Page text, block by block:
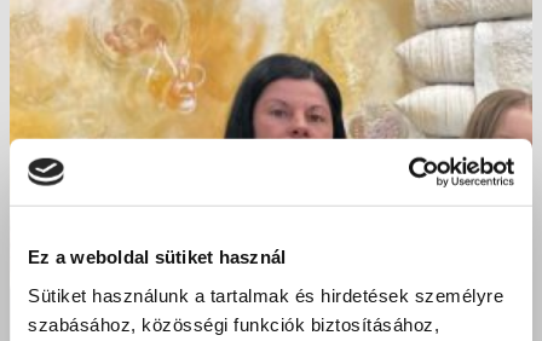
Ez a weboldal sütiket használ
Sütiket használunk a tartalmak és hirdetések személyre
szabásához, közösségi funkciók biztosításához,